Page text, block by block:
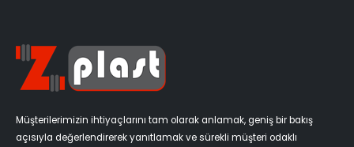
Müşterilerimizin ihtiyaçlarını tam olarak anlamak, geniş bir bakış
açısıyla değerlendirerek yanıtlamak ve sürekli müşteri odaklı